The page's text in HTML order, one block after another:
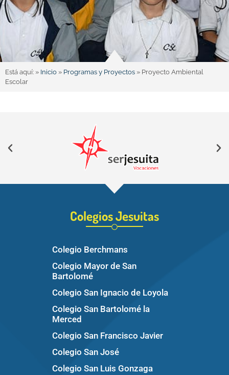
Está aquí: » Inicio » Programas y Proyectos » Proyecto Ambiental
Escolar
Colegios Jesuitas
Colegio Berchmans
Colegio Mayor de San
Bartolomé
Colegio San Ignacio de Loyola
Colegio San Bartolomé la
Merced
Colegio San Francisco Javier
Colegio San José
Colegio San Luis Gonzaga